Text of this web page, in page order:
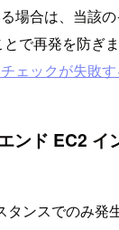
場合は、当該
で再発を防ぎ
ェックが失敗
ンド EC2 イ
タンスでのみ発